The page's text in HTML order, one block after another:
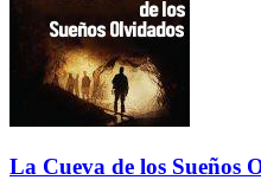
La Cueva de los Sueños